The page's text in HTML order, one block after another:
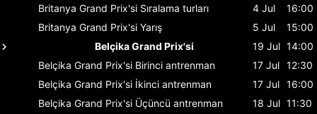
Britanya Grand Prix'si Sıralama turları 4 Jul
16:00
Britanya Grand Prix'si Yarış 5 Jul
15:00
Belçika Grand Prix'si
19 Jul 14:00
Belçika Grand Prix'si Birinci antrenman 17 Jul 12:30
Belçika Grand Prix'si İkinci antrenman 17 Jul 16:00
Belçika Grand Prix'si Üçüncü antrenman 18 Jul 11:30